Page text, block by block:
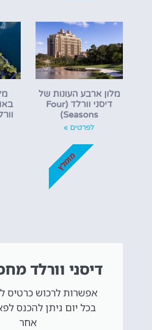
מלון ארבע העונות של
דיסני וורלד (Four
Seasons)
לפרטים »
דיסני וורלד
בכל יום ניתן להכנס
אחר
מומלץ